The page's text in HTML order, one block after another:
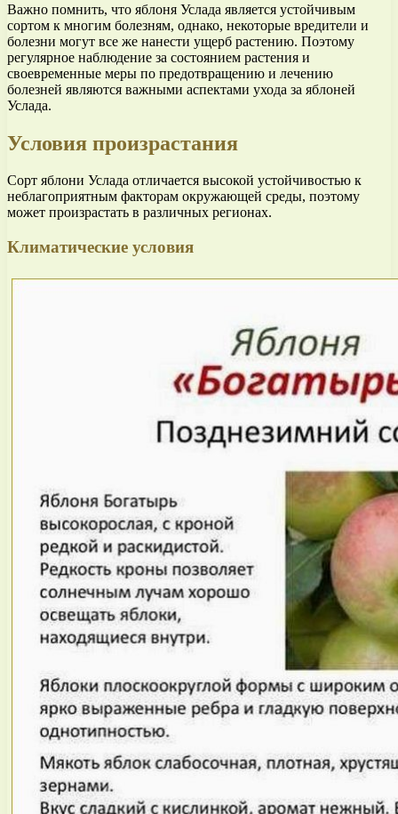
Важно помнить, что яблоня Услада является устойчивым
сортом к многим болезням, однако, некоторые вредители и
болезни могут все же нанести ущерб растению. Поэтому
регулярное наблюдение за состоянием растения и
своевременные меры по предотвращению и лечению
болезней являются важными аспектами ухода за яблоней
Услада.
Условия произрастания
Сорт яблони Услада отличается высокой устойчивостью к
неблагоприятным факторам окружающей среды, поэтому
может произрастать в различных регионах.
Климатические условия